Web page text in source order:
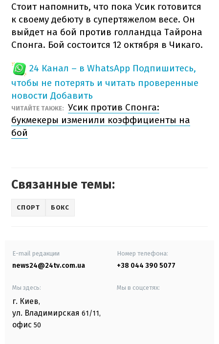
Стоит напомнить, что пока Усик готовится
к своему дебюту в супертяжелом весе. Он
выйдет на бой против голландца Тайрона
Спонга. Бой состоится 12 октября в Чикаго.
24 Канал – в WhatsApp Подпишитесь,
чтобы не потерять и читать проверенные
новости Добавить
ЧИТАЙТЕ ТАКЖЕ: Усик против Спонга:
букмекеры изменили коэффициенты на
бой
Связанные темы:
СПОРТ БОКС
E-mail редакции
news24@24tv.com.ua
Номер телефона:
+38 044 390 5077
Мы здесь:
г. Киев,
ул. Владимирская 61/11,
офис 50
Мы в соцсетях: